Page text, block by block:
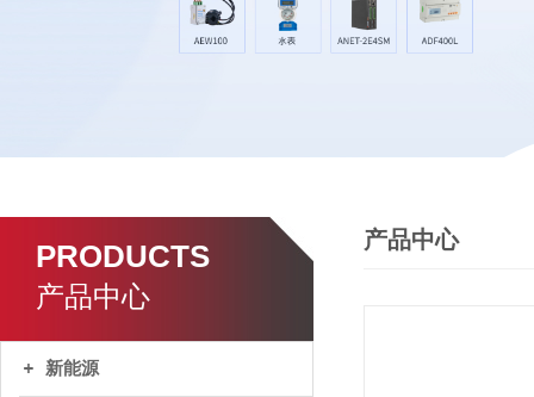
PRODUCTS
产品中心
新能源
产品中心